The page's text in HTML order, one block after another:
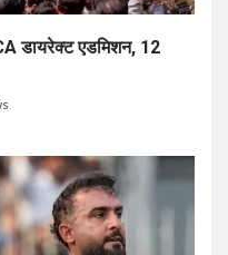
डायरेक्ट एडमिशन, 12